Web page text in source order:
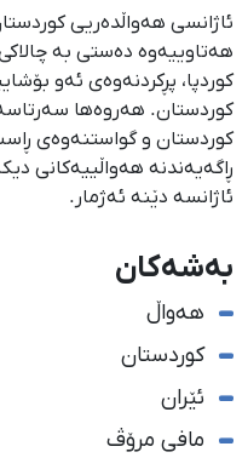
هەتاوییەوە دەستی بە
كوردپا، پڕكردنەوەی ئەو
كوردستان. هەروەها
كوردستان و گواستنەوەی
ڕاگەیەندنە هەواڵییەكانی
ئاژانسە دێنە ئەژمار.
بەشەکان
هەواڵ
کوردستان
ئێران
مافی مرۆڤ